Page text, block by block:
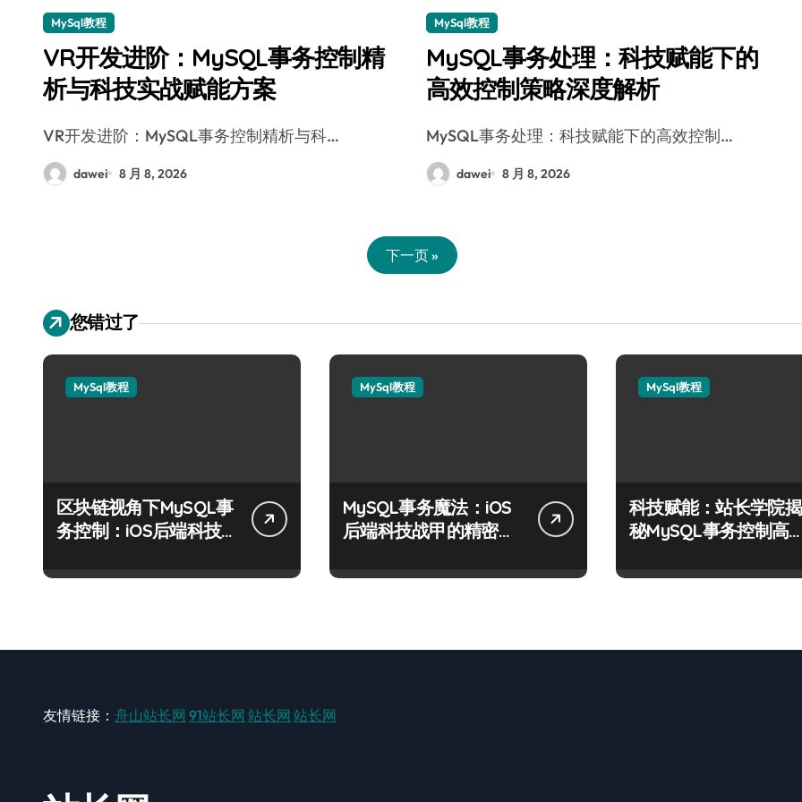
MySql教程
VR开发进阶：MySQL事务控制精
析与科技实战赋能方案
VR开发进阶：MySQL事务控制精析与科…
dawei 8 月 8, 2026
MySql教程
MySQL事务处理：科技赋能下的
高效控制策略深度解析
MySQL事务处理：科技赋能下的高效控制…
dawei 8 月 8, 2026
下一页 »
您错过了
MySql教程
区块链视角下MySQL事
务控制：iOS后端科技
MySql教程
MySQL事务魔法：iOS
后端科技战甲的精密控
MySql教程
科技赋能：站长学院揭
秘MySQL事务控制高阶
友情链接： 舟山站长网 91站长网 站长网 站长网